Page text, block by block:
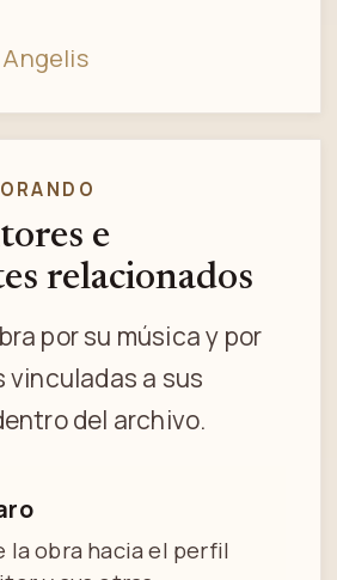
e
relacionados
por su música y por
vinculadas a sus
del archivo.
la obra hacia el perfil